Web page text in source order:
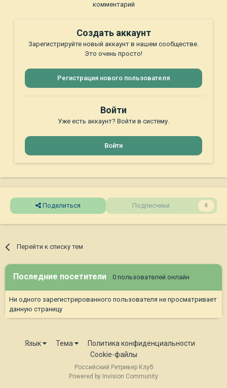
комментарий
Создать аккаунт
Зарегистрируйте новый аккаунт в нашем сообществе.
Это очень просто!
Регистрация нового пользователя
Войти
Уже есть аккаунт? Войти в систему.
Войти
Поделиться Подписчики 0
Перейти к списку тем
Последние посетители 0 пользователей онлайн
Ни одного зарегистрированного пользователя не просматривает
данную страницу
Язык Тема
Политика конфиденциальности
Cookie-файлы
Российский Ретривер Клуб
Powered by Invision Community